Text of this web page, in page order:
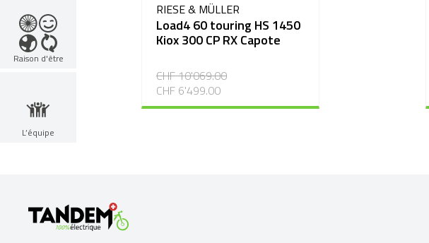
Raison d'être
L’équipe
RIESE & MÜLLER
Load4 60 touring HS 1450
Kiox 300 CP RX Capote
CHF 10'069.00
CHF 6'499.00